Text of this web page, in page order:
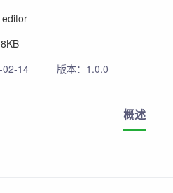
02-14
版本：1.0.0
概述